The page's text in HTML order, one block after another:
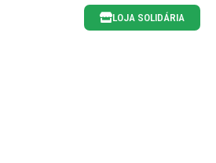
LOJA SOLIDÁRIA